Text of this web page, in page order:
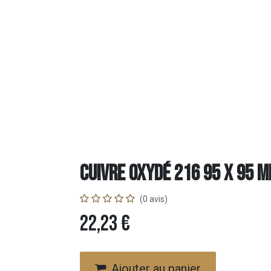
Cuivre Oxydé 216 95 x 95
(0 avis)
22,23€